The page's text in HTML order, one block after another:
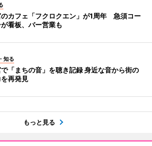
カフェ「フクロクエン」が1周年 急須コー
が看板、バー営業も
知る
「まちの音」を聴き記録 身近な音から街の
再発見
もっと見る